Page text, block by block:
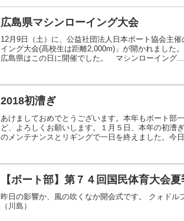
広島県マシンローイング大会
12月9日（土）に、公益社団法人日本ボート協会主
イング大会(高校生は距離2,000m)」が開かれました
広島県はこの日に開催でした。 マシンローイング
2018初漕ぎ
あけましておめでとうございます。本年もボート部
ど、よろしくお願いします。１月５日、本年の初漕
のメンテナンスとリギングで一日を終えました。今日
【ボート部】第７４回国民体育大会
昨日の影響か、風の吹くなか開会式です。 クォドル
（川島）